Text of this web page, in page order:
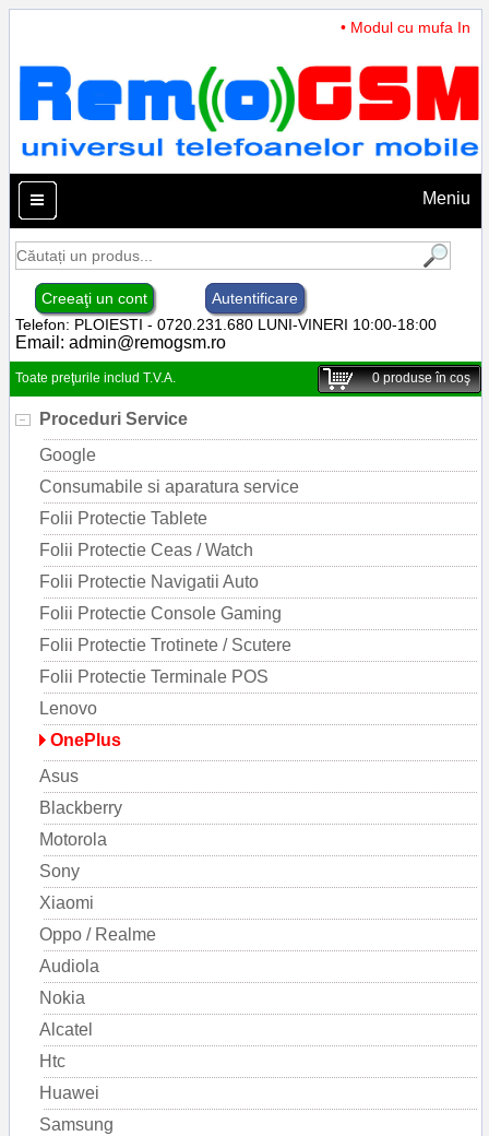
• Modul cu mufa
Meniu
Creeaţi un cont
Autentificare
Telefon: PLOIESTI - 0720.231.680 LUNI-VINERI 10:00-18:00
Email: admin@remogsm.ro
Toate preţurile includ T.V.A. 0produse în coş
Proceduri Service
Google
Consumabile si aparatura service
Folii Protectie Tablete
Folii Protectie Ceas / Watch
Folii Protectie Navigatii Auto
Folii Protectie Console Gaming
Folii Protectie Trotinete / Scutere
Folii Protectie Terminale POS
Lenovo
OnePlus
Asus
Blackberry
Motorola
Sony
Xiaomi
Oppo / Realme
Audiola
Nokia
Alcatel
Htc
Huawei
Samsung